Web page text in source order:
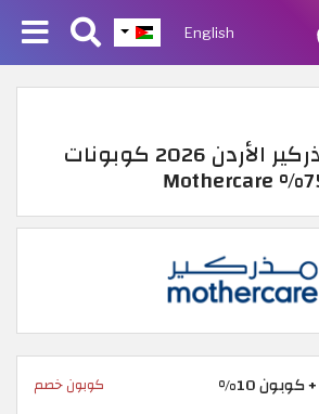
English
كود خصم مذركير الأردن 2026 كوبونات
كوبون خصم